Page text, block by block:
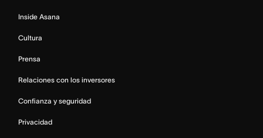
Inside Asana
Cultura
Prensa
Relaciones con los inversores
Confianza y seguridad
Privacidad